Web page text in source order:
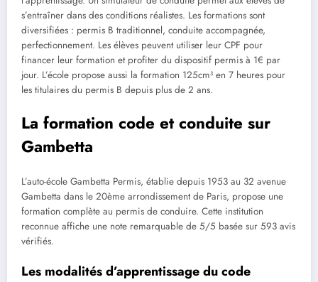
s’entraîner dans des conditions réalistes. Les formations sont
diversifiées : permis B traditionnel, conduite accompagnée,
perfectionnement. Les élèves peuvent utiliser leur CPF pour
financer leur formation et profiter du dispositif permis à 1€ par
jour. L’école propose aussi la formation 125cm³ en 7 heures pour
les titulaires du permis B depuis plus de 2 ans.
La formation code et conduite sur
Gambetta
L’auto-école Gambetta Permis, établie depuis 1953 au 32 avenue
Gambetta dans le 20ème arrondissement de Paris, propose une
formation complète au permis de conduire. Cette institution
reconnue affiche une note remarquable de 5/5 basée sur 593 avis
vérifiés.
Les modalités d’apprentissage du code